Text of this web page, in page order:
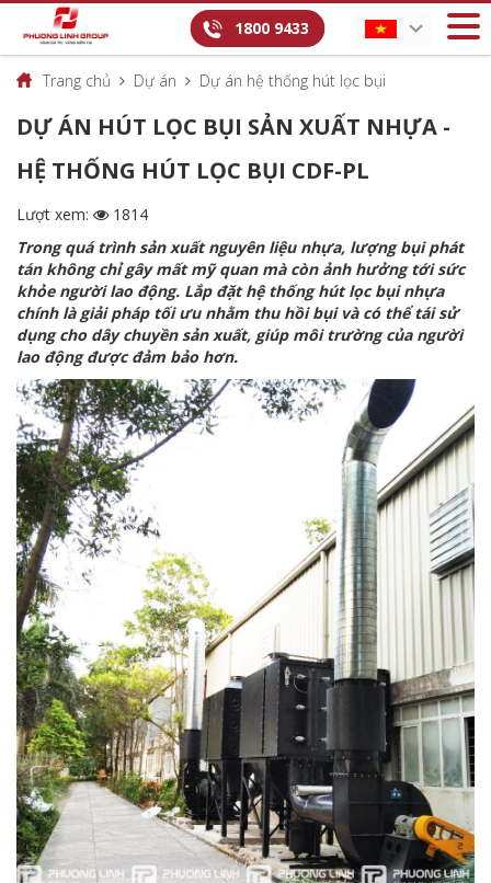
1800 9433
Trang chủ Dự án Dự án hệ thống hút lọc bụi
DỰ ÁN HÚT LỌC BỤI SẢN XUẤT NHỰA -
HỆ THỐNG HÚT LỌC BỤI CDF-PL
Lượt xem:
1814
Trong quá trình sản xuất nguyên liệu nhựa, lượng bụi phát
tán không chỉ gây mất mỹ quan mà còn ảnh hưởng tới sức
khỏe người lao động. Lắp đặt hệ thống hút lọc bụi nhựa
chính là giải pháp tối ưu nhằm thu hồi bụi và có thể tái sử
dụng cho dây chuyền sản xuất, giúp môi trường của người
lao động được đảm bảo hơn.